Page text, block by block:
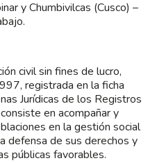
y Chumbivilcas (Cusco) –
civil sin fines de lucro,
registrada en la ficha
Jurídicas de los Registros
en acompañar y
en la gestión social
defensa de sus derechos y
públicas favorables.